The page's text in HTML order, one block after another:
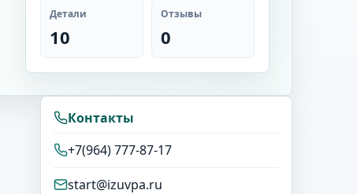
Детали
10
Отзывы
0
Контакты
+7(964) 777-87-17
start@izuvpa.ru